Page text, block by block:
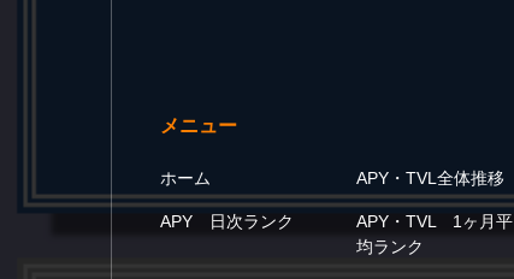
メニュー
ホーム APY・TVL全体推移
APY 日次ランク
APY・TVL 1ヶ月平
均ランク